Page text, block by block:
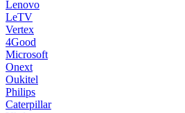
Lenovo
LeTV
Vertex
4Good
Microsoft
Onext
Oukitel
Philips
Caterpillar